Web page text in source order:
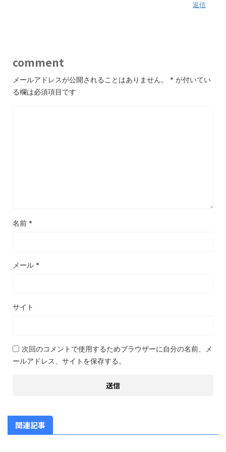
返信
comment
メールアドレスが公開されることはありません。 * が付いてい
る欄は必須項目です
名前 *
メール *
サイト
次回のコメントで使用するためブラウザーに自分の名前、メ
ールアドレス、サイトを保存する。
関連記事